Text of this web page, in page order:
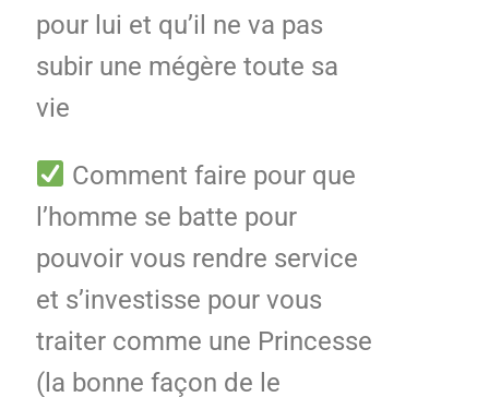
pour lui et qu’il ne va pas
subir une mégère toute sa
vie
Comment faire pour que
l’homme se batte pour
pouvoir vous rendre service
et s’investisse pour vous
traiter comme une Princesse
(la bonne façon de le